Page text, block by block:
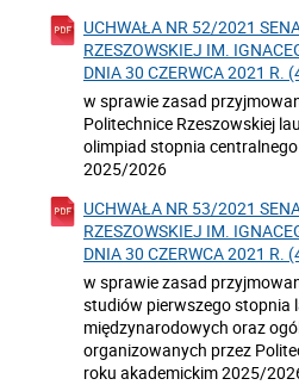
UCHWAŁA NR 52/2021
RZESZOWSKIEJ IM.
DNIA 30 CZERWCA 2021 R.
w sprawie zasad
Politechnice Rzeszowskiej
olimpiad stopnia
2025/2026
UCHWAŁA NR 53/2021
RZESZOWSKIEJ IM.
DNIA 30 CZERWCA 2021 R.
w sprawie zasad
studiów pierwszego stopnia
międzynarodowych oraz
organizowanych przez
roku akademickim 2025/